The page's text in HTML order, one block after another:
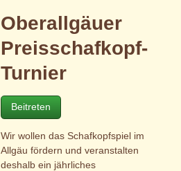
Oberallgäuer
Preisschafkopf-
Turnier
Beitreten
Wir wollen das Schafkopfspiel im
Allgäu fördern und veranstalten
deshalb ein jährliches